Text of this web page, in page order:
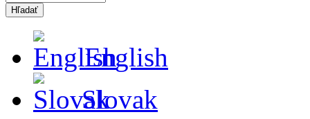
English
Slovak